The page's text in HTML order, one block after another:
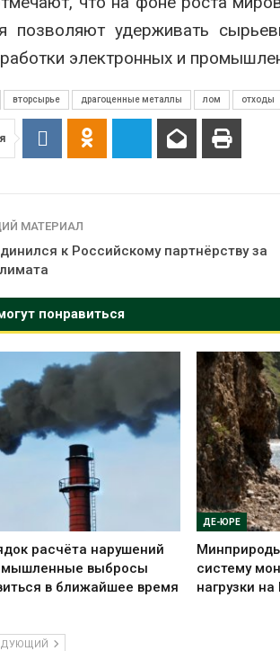
позволяют удерживать
электронных и
вторсырье драгоценные металлы лом отходы
МАТЕРИАЛ
к Российскому партнёрству за
понравиться
расчёта нарушений
выбросы
в ближайшее время
ДЕ-ЮРЕ
систему
нагрузки на